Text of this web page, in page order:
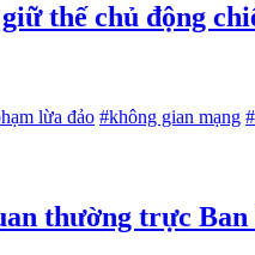
thế chủ động
lừa đảo #không gian mạng
thường trực